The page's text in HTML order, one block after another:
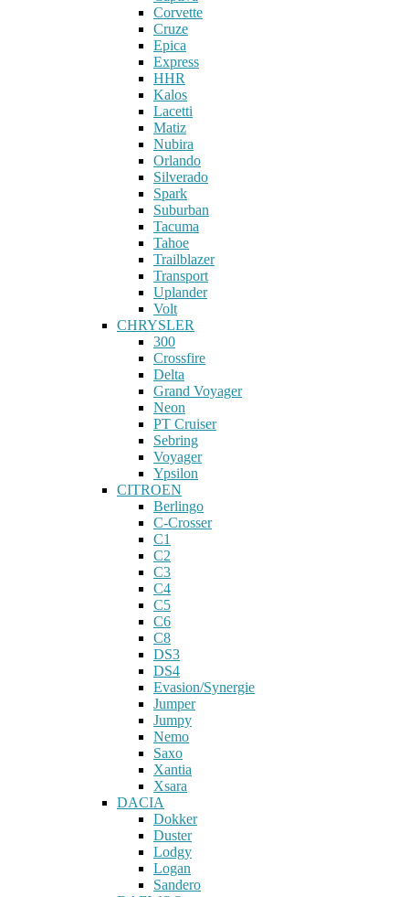
Corvette
Cruze
Epica
Express
HHR
Kalos
Lacetti
Matiz
Nubira
Orlando
Silverado
Spark
Suburban
Tacuma
Tahoe
Trailblazer
Transport
Uplander
Volt
CHRYSLER
300
Crossfire
Delta
Grand Voyager
Neon
PT Cruiser
Sebring
Voyager
Ypsilon
CITROEN
Berlingo
C-Crosser
C1
C2
C3
C4
C5
C6
C8
DS3
DS4
Evasion/Synergie
Jumper
Jumpy
Nemo
Saxo
Xantia
Xsara
DACIA
Dokker
Duster
Lodgy
Logan
Sandero